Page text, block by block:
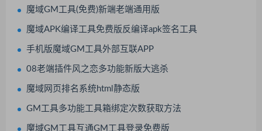
魔域GM工具(免费)新端老端通用版
魔域APK编译工具免费版反编译apk签名工具
手机版魔域GM工具外部互联APP
08老端插件风之恋多功能新版大逃杀
魔域网页排名系统html静态版
GM工具多功能工具箱绑定次数获取方法
魔域GM工具互通GM工具登录免费版